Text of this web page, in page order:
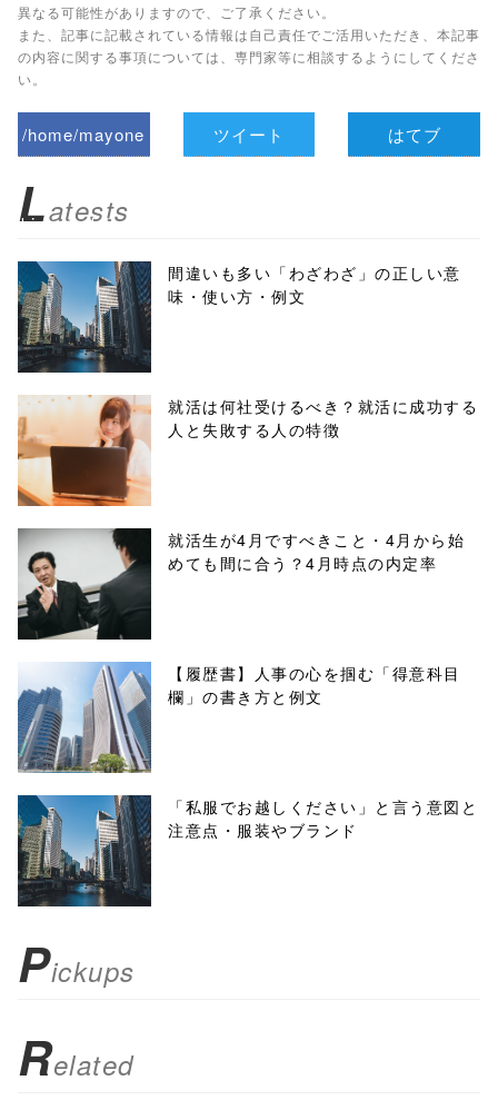
異なる可能性がありますので、ご了承ください。
また、記事に記載されている情報は自己責任でご活用いただき、本記事
の内容に関する事項については、専門家等に相談するようにしてくださ
い。
/home/mayone
biz.jp/public_ht
ml/wp-
content/themes
/tapbiz_theme/
parts/sns-
buttons.php on
line10
/1074680"
onclick="windo
w.open(this.hre
f, 'Gwindow',
'width=550,
height=450,
menubar=no,
toolbar=no,
scrollbars=yes'
false;"> シェア
ツイート はてブ
Latests
間違いも多い「わざわざ」の正しい意
味・使い方・例文
就活は何社受けるべき？就活に成功する
人と失敗する人の特徴
就活生が4月ですべきこと・4月から始
めても間に合う？4月時点の内定率
【履歴書】人事の心を掴む「得意科目
欄」の書き方と例文
「私服でお越しください」と言う意図と
注意点・服装やブランド
Pickups
Related